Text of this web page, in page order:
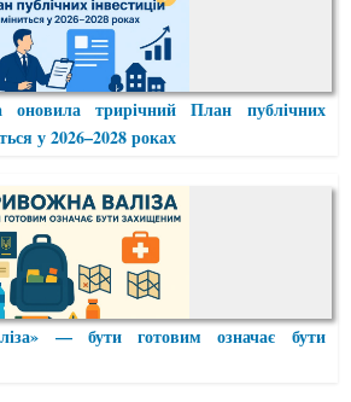
оновила трирічний План публічних
у 2026–2028 роках
— бути готовим означає бути